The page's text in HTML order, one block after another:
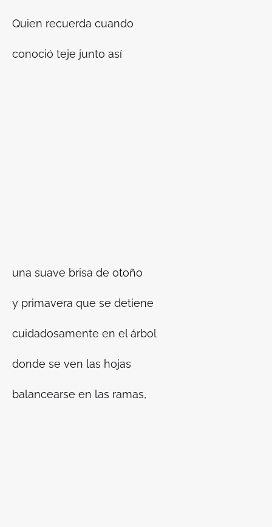
Quien recuerda cuando
conoció teje junto así
una suave brisa de otoño
y primavera que se detiene
cuidadosamente en el árbol
donde se ven las hojas
balancearse en las ramas,